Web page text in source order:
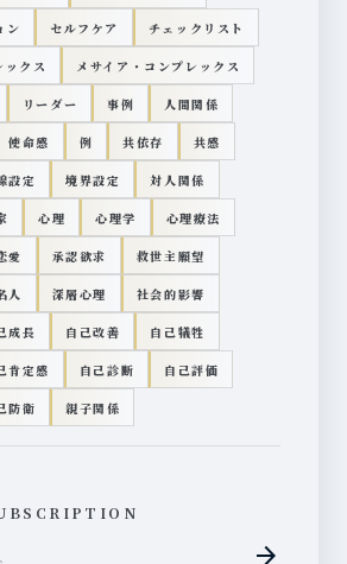
ン セルフケア チェックリスト
ックス メサイア・コンプレックス
リーダー 事例 人間関係
使命感 例 共依存 共感
設定 境界設定 対人関係
心理 心理学 心理療法
愛 承認欲求 救世主願望
人 深層心理 社会的影響
成長 自己改善 自己犠牲
肯定感 自己診断 自己評価
防衛 親子関係
arrow_forward